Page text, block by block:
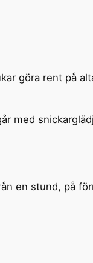
göra rent på
med
en stund, på